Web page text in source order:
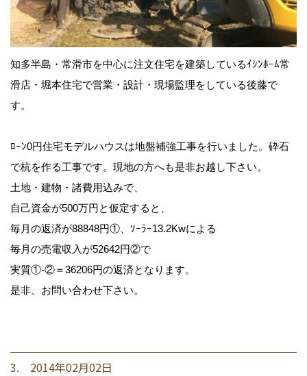
知多半島・常滑市を中心に注文住宅を建築しているｲｼﾝﾎｰﾑ常
滑店・堀本住宅で営業・設計・現場監理をしている後藤で
す。
ﾛｰﾝ0円住宅モデルハウスは地盤補強工事を行いました。砕石
で杭を作る工事です。現地の方へも是非お越し下さい。
土地・建物・諸費用込みで、
自己資金が500万円と仮定すると、
毎月の返済が88848円①、ｿｰﾗｰ13.2Kwによる
毎月の売電収入が52642円②で
実質①-②＝36206円の返済となります。
是非、お問い合わせ下さい。
3. 2014年02月02日